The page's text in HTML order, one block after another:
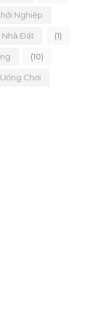
Nghiệp
Nhà Đất (1)
(10)
Chơi